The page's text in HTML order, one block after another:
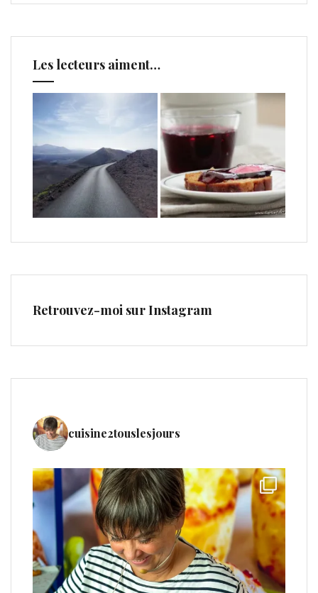
Les lecteurs aiment…
Retrouvez-moi sur Instagram
cuisine2touslesjours